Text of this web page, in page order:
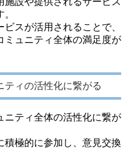
スが活用されることで、
ミュニティ全体の満足度が
ティの活性化に繋がる
ニティ全体の活性化に繋が
積極的に参加し、意見交換